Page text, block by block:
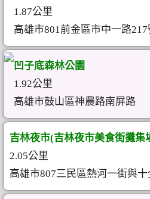
1.87公里
高雄市801前金區市中一路217
凹子底森林公園
1.92公里
高雄市鼓山區神農路南屏路
吉林夜市(吉林夜市美食街攤集
2.05公里
高雄市807三民區熱河一街與